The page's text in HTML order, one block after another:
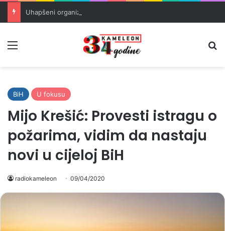
BiH U fokusu
Mijo Krešić: Provesti istragu o
požarima, vidim da nastaju
novi u cijeloj BiH
radiokameleon 09/04/2020